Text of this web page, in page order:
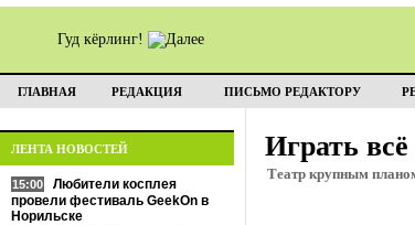
Гуд кёрлинг!
ГЛАВНАЯ РЕДАКЦИЯ ПИСЬМО РЕДАКТОРУ
ЛЕНТА НОВОСТЕЙ
15:00
Любители косплея
провели фестиваль GeekOn в
Норильске
Играть всё
Театр крупным